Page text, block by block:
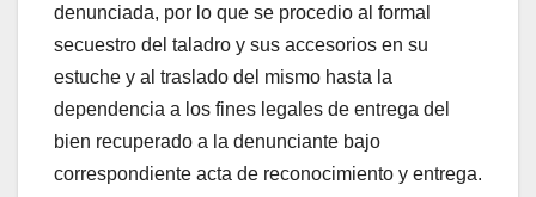
denunciada, por lo que se procedio al formal
secuestro del taladro y sus accesorios en su
estuche y al traslado del mismo hasta la
dependencia a los fines legales de entrega del
bien recuperado a la denunciante bajo
correspondiente acta de reconocimiento y entrega.